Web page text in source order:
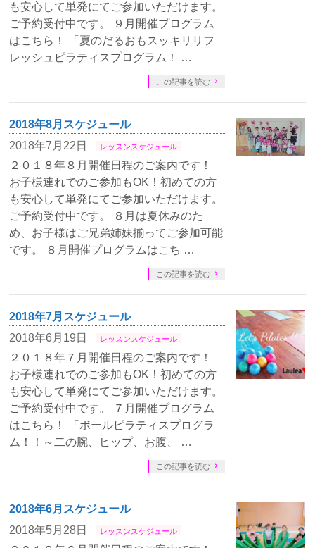
も安心して単発にてご参加いただけます。
ご予約受付中です。 ９月開催プログラム
はこちら！ 「夏のだるおもスッキリリフ
レッシュピラティスプログラム！ …
この記事を読む
2018年8月スケジュール
2018年7月22日
レッスンスケジュール
２０１８年８月開催日程のご案内です！
お子様連れでのご参加もOK！初めての方
も安心して単発にてご参加いただけます。
ご予約受付中です。 ８月は夏休みのた
め、お子様はご兄弟姉妹揃ってご参加可能
です。 ８月開催プログラムはこち …
この記事を読む
2018年7月スケジュール
2018年6月19日
レッスンスケジュール
２０１８年７月開催日程のご案内です！
お子様連れでのご参加もOK！初めての方
も安心して単発にてご参加いただけます。
ご予約受付中です。 ７月開催プログラム
はこちら！ 「ボールピラティスプログラ
ム！！～二の腕、ヒップ、お腹、 …
この記事を読む
2018年6月スケジュール
2018年5月28日
レッスンスケジュール